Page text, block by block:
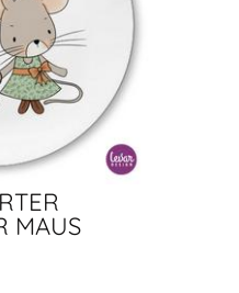
MAUS